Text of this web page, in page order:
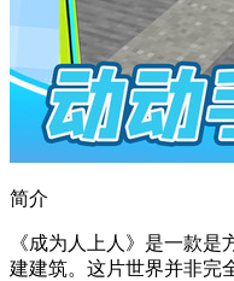
简介
《成为人上人》是一款
建建筑。这片世界并非完